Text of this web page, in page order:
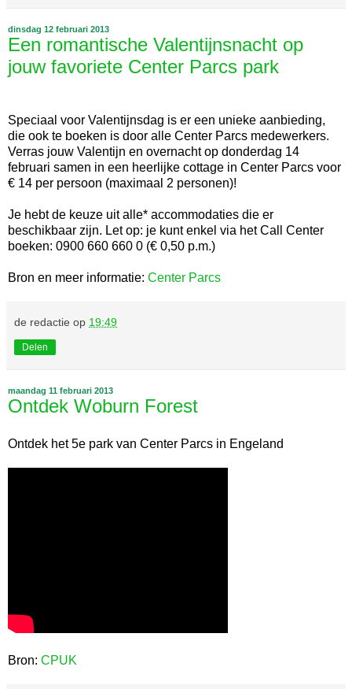
dinsdag 12 februari 2013
Een romantische Valentijnsnacht op
jouw favoriete Center Parcs park
Speciaal voor Valentijnsdag is er een unieke aanbieding,
die ook te boeken is door alle Center Parcs medewerkers.
Verras jouw Valentijn en overnacht op donderdag 14
februari samen in een heerlijke cottage in Center Parcs voor
€ 14 per persoon (maximaal 2 personen)!
Je hebt de keuze uit alle* accommodaties die er
beschikbaar zijn. Let op: je kunt enkel via het Call Center
boeken: 0900 660 660 0 (€ 0,50 p.m.)
Bron en meer informatie: Center Parcs
de redactie op 19:49
Delen
maandag 11 februari 2013
Ontdek Woburn Forest
Ontdek het 5e park van Center Parcs in Engeland
Bron: CPUK